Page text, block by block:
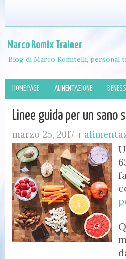
Marco Romix Trainer
Blog di Marco Romitelli, personal
HOME PAGE ALIMENTAZIONE
Linee guida per un sano
marzo 25, 2017